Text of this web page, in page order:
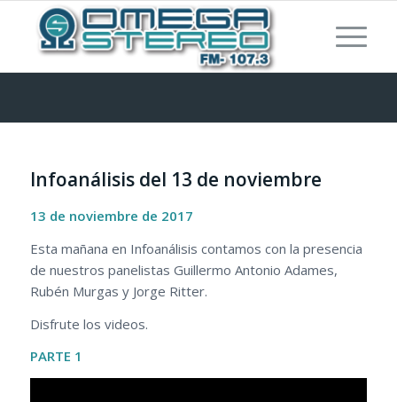
Infoanálisis del 13 de noviembre
13 de noviembre de 2017
Esta mañana en Infoanálisis contamos con la presencia
de nuestros panelistas Guillermo Antonio Adames,
Rubén Murgas y Jorge Ritter.
Disfrute los videos.
PARTE 1